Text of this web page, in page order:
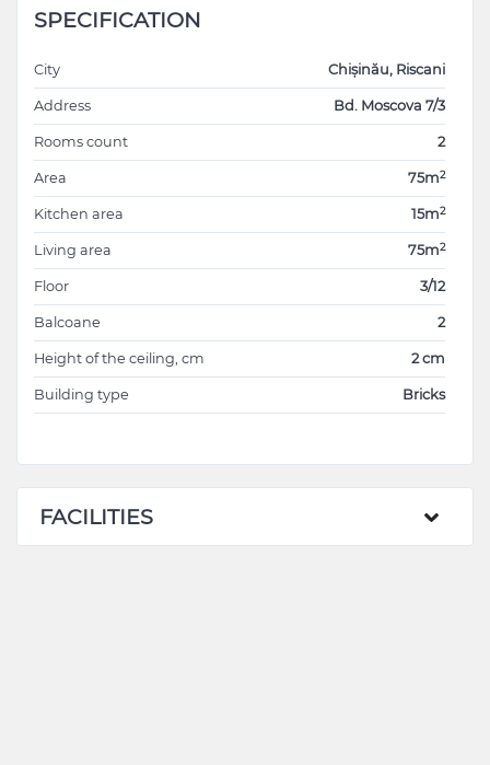
Сдается 2-х комнатная квартира на Рышкановке Бд.
Москва от хозяина без комиссии.
машина новая, всё новое, первая сдача квартиры,,,,
SPECIFICATION
City Chișinău, Riscani
Address Bd. Moscova 7/3
Rooms count 2
Area 75m2
Kitchen area 15m2
Living area 75m2
Floor 3/12
Balcoane 2
Height of the ceiling, cm 2 cm
Building type Bricks
FACILITIES